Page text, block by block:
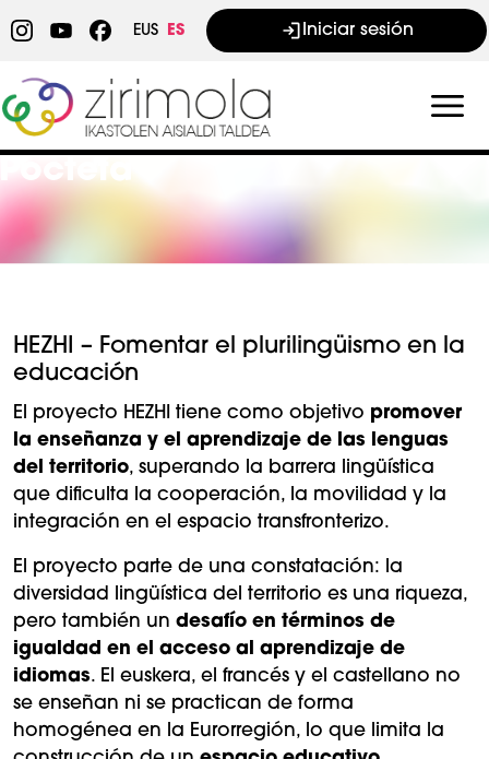
Pasar al contenido principal
EUS ES Iniciar sesión
HEZHI – Fomentar el plurilingüismo en la
educación
El proyecto HEZHI tiene como objetivo promover
la enseñanza y el aprendizaje de las lenguas
del territorio, superando la barrera lingüística
que dificulta la cooperación, la movilidad y la
integración en el espacio transfronterizo.
El proyecto parte de una constatación: la
diversidad lingüística del territorio es una riqueza,
pero también un desafío en términos de
igualdad en el acceso al aprendizaje de
idiomas. El euskera, el francés y el castellano no
se enseñan ni se practican de forma
homogénea en la Eurorregión, lo que limita la